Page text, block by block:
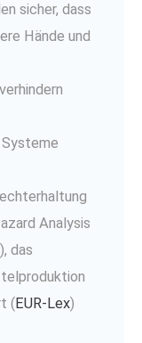
sicher, dass
Hände und
Systeme
Analysis
das
(EUR-Lex)​​